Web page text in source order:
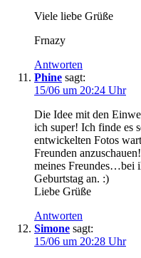
Viele liebe Grüße
Frnazy
Antworten
Phine sagt:
15/06 um 20:24 Uhr
Die Idee mit den
ich super! Ich finde es
entwickelten Fotos
Freunden
meines Freundes…bei
Geburtstag an. :)
Liebe Grüße
Antworten
Simone sagt:
15/06 um 20:28 Uhr